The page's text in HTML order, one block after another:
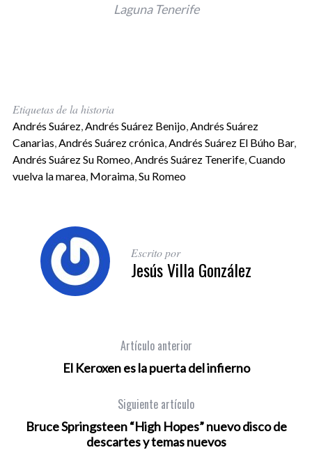
Laguna Tenerife
Etiquetas de la historia
Andrés Suárez, Andrés Suárez Benijo, Andrés Suárez
Canarias Andrés Suárez crónica, Andrés Suárez El Búho Bar,
Andrés Suárez Su Romeo, Andrés Suárez Tenerife, Cuando
vuelva la marea, Moraima, Su Romeo
Escrito por
Jesús Villa González
Artículo anterior
El Keroxen es la puerta del infierno
Siguiente artículo
Bruce Springsteen “High Hopes” nuevo disco de
descartes y temas nuevos